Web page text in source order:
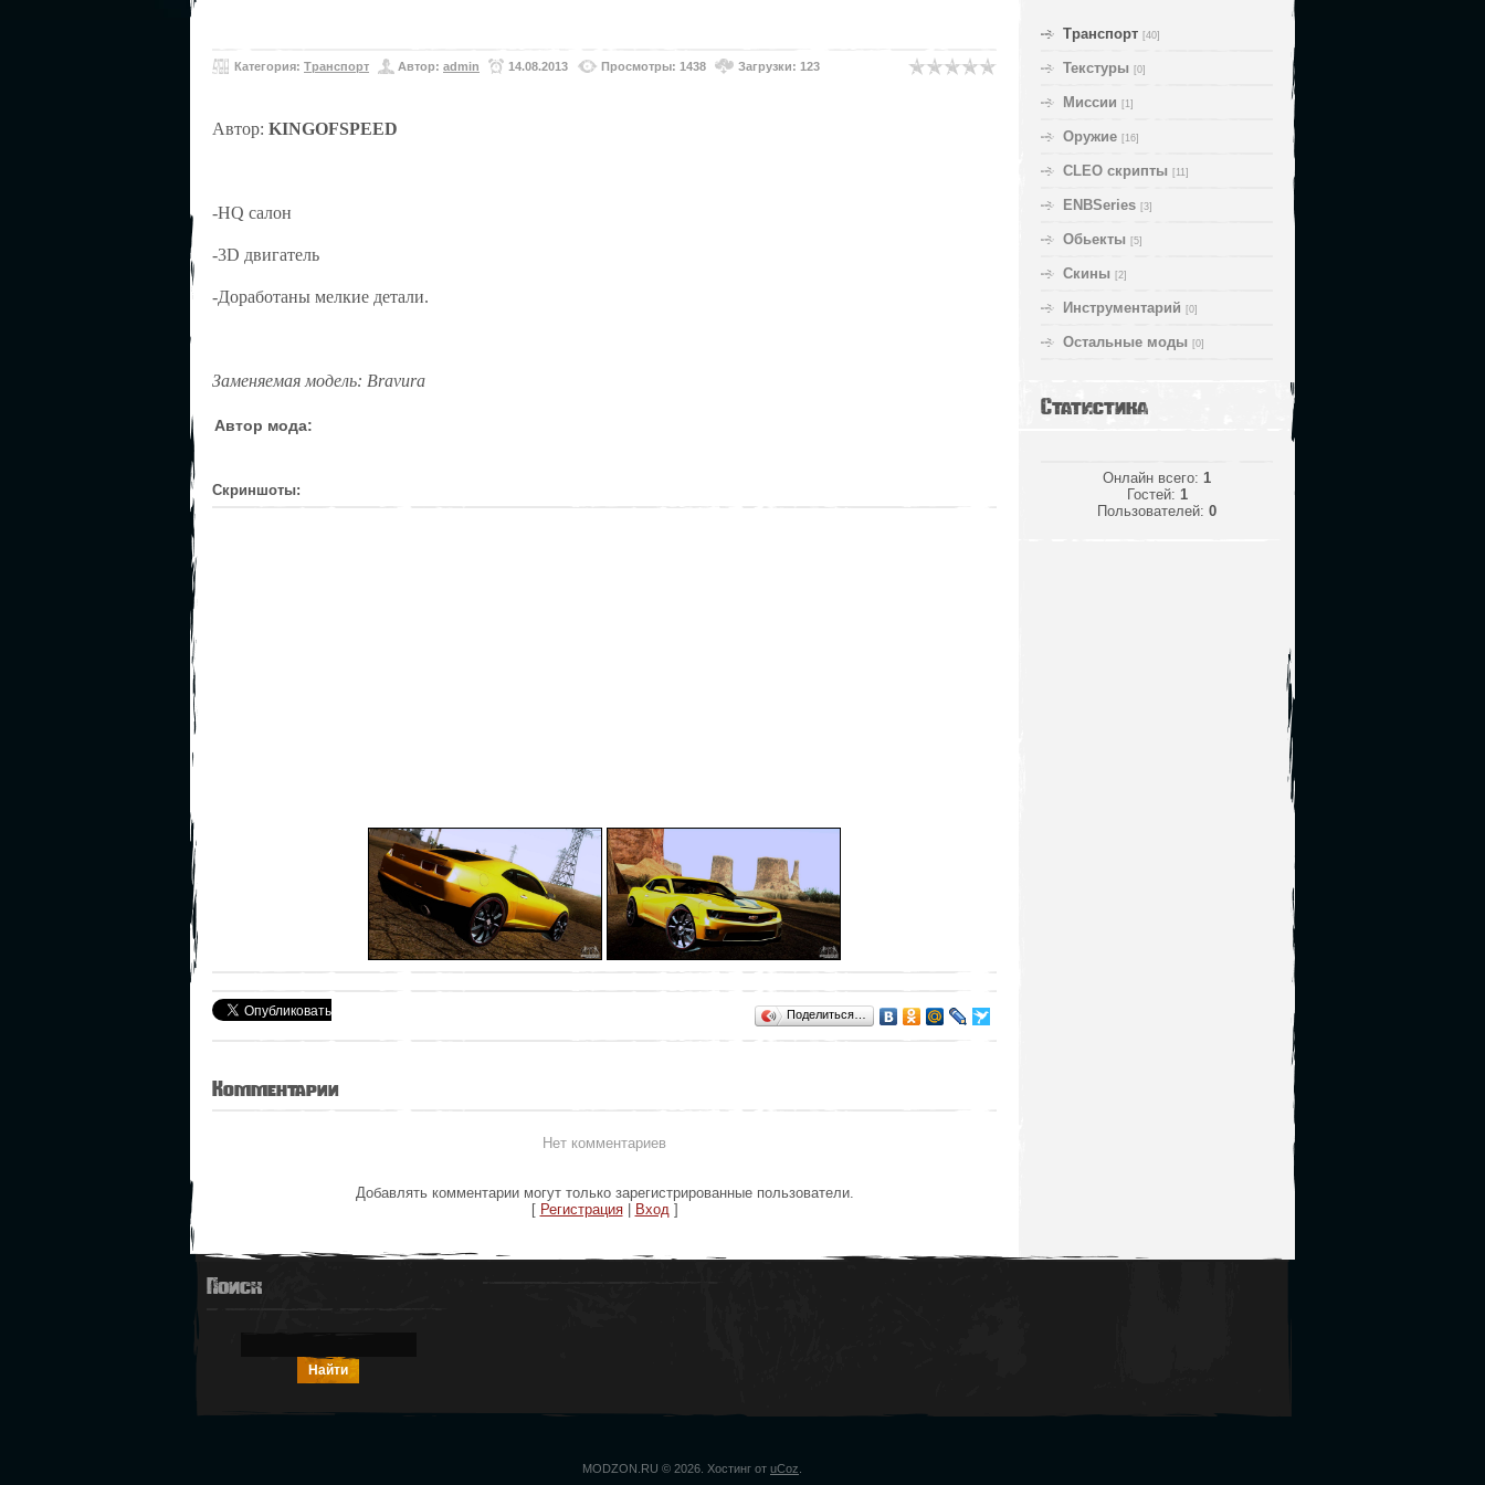
Категория: Транспорт Автор: admin 14.08.2013 Просмотры: 1438 Загрузки: 123
Автор: KINGOFSPEED
-HQ салон
-3D двигатель
-Доработаны мелкие детали.
Заменяемая модель: Bravura
Автор мода:
Скриншоты:
Поделиться…
Комментарии
Нет комментариев
Добавлять комментарии могут только зарегистрированные пользователи.
[ Регистрация| Вход]
Транспорт [40]
Текстуры [0]
Миссии [1]
Оружие [16]
CLEO скрипты [11]
ENBSeries [3]
Обьекты [5]
Скины [2]
Инструментарий [0]
Остальные моды [0]
Статистика
Онлайн всего: 1
Гостей: 1
Пользователей: 0
Поиск
MODZON.RU © 2026 Хостинг от uCoz